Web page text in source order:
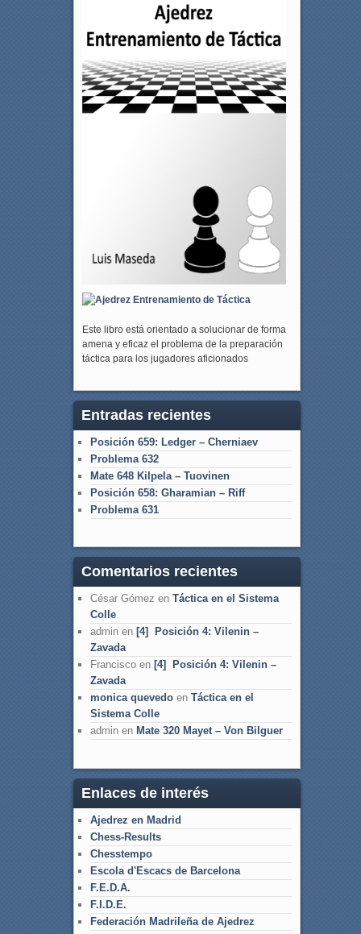
Este libro está orientado a solucionar de forma
amena y eficaz el problema de la preparación
táctica para los jugadores aficionados
Entradas recientes
Posición 659: Ledger – Cherniaev
Problema 632
Mate 648 Kilpela – Tuovinen
Posición 658: Gharamian – Riff
Problema 631
Comentarios recientes
César Gómez en Táctica en el Sistema
Colle
adminen [4] Posición 4: Vilenin –
Zavada
Franciscoen [4] Posición 4: Vilenin –
Zavada
monica quevedoen Táctica en el
Sistema Colle
adminen Mate 320 Mayet – Von Bilguer
Enlaces de interés
Ajedrez en Madrid
Chess-Results
Chesstempo
Escola d'Escacs de Barcelona
F.E.D.A.
F.I.D.E.
Federación Madrileña de Ajedrez